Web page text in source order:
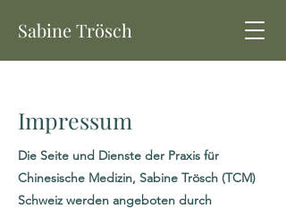
Sabine Trösch
Impressum
Die Seite und Dienste der Praxis für
Chinesische Medizin, Sabine Trösch (TCM)
Schweiz werden angeboten durch